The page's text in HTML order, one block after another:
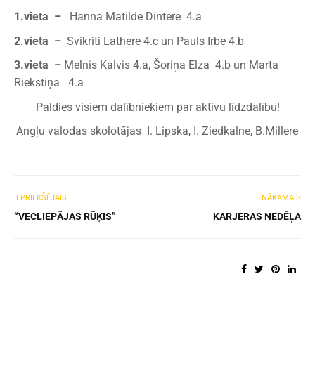
1.vieta – Hanna Matilde Dintere 4.a
2.vieta – Svikriti Lathere 4.c un Pauls Irbe 4.b
3.vieta – Melnis Kalvis 4.a, Šoriņa Elza 4.b un Marta
Riekstiņa 4.a
Paldies visiem dalībniekiem par aktīvu līdzdalību!
Angļu valodas skolotājas I. Lipska, I. Ziedkalne, B.Millere
IEPRIEKŠĒJAIS
“VECLIEPĀJAS RŪĶIS”
NĀKAMAIS
KARJERAS NEDĒĻA